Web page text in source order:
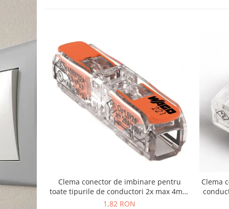
Clema conector de imbinare pentru
toate tipurile de conductori 2x max 4mm
Wago 221-2411
1,82 RON
Clema